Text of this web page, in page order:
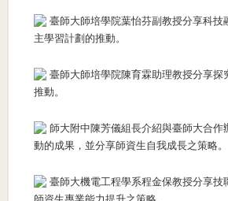
臺師大師培學院葉怡芬副教授分享科技
主學習計劃的推動。
臺師大師培學院陳育霖助理教授分享探
推動。
師大附中陳芳儀組長介紹與臺師大合作
動的成果，並分享師資生自我成長之策略。
臺師大機電工程學系程金保教授分享技